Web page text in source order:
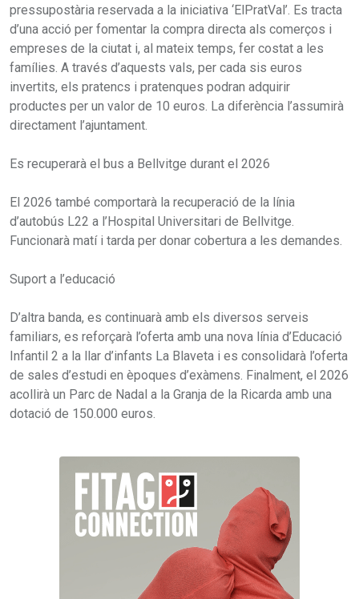
pressupostària reservada a la iniciativa ‘ElPratVal’. Es tracta
d’una acció per fomentar la compra directa als comerços i
empreses de la ciutat i, al mateix temps, fer costat a les
famílies. A través d’aquests vals, per cada sis euros
invertits, els pratencs i pratenques podran adquirir
productes per un valor de 10 euros. La diferència l’assumirà
directament l’ajuntament.
Es recuperarà el bus a Bellvitge durant el 2026
El 2026 també comportarà la recuperació de la línia
d’autobús L22 a l’Hospital Universitari de Bellvitge.
Funcionarà matí i tarda per donar cobertura a les demandes.
Suport a l’educació
D’altra banda, es continuarà amb els diversos serveis
familiars, es reforçarà l’oferta amb una nova línia d’Educació
Infantil 2 a la llar d’infants La Blaveta i es consolidarà l’oferta
de sales d’estudi en èpoques d’exàmens. Finalment, el 2026
acollirà un Parc de Nadal a la Granja de la Ricarda amb una
dotació de 150.000 euros.